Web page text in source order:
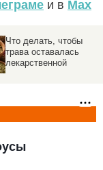
и в Max
Что делать, чтобы
трава оставалась
лекарственной